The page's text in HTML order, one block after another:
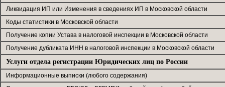
Ликвидация ИП или Изменения в сведениях ИП в Московской области
Коды статистики в Московской области
Получение копии Устава в налоговой инспекции в Московской области
Получение дубликата ИНН в налоговой инспекции в Московской области
Услуги отдела регистрации Юридических лиц по России
Информационные выписки (любого содержания)